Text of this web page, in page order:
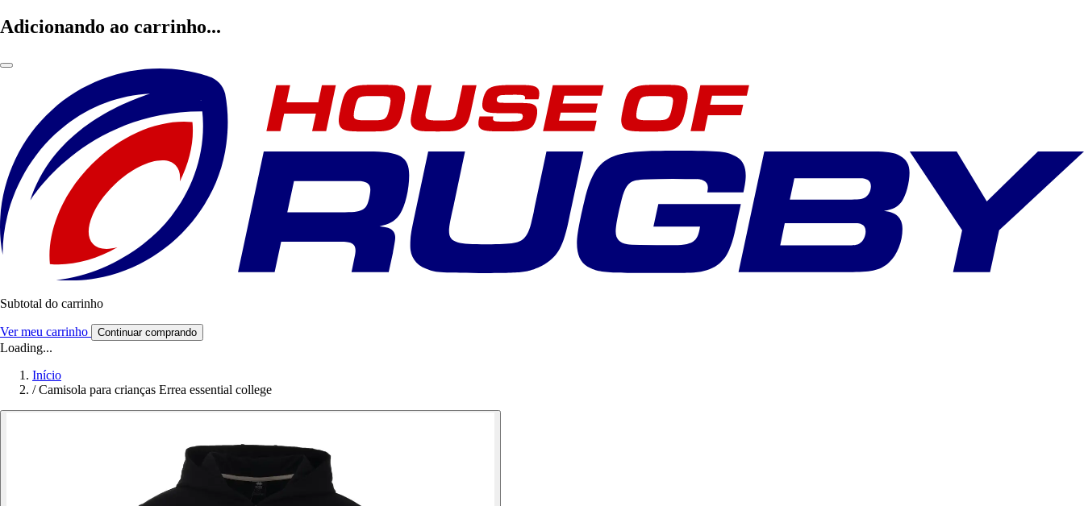
Adicionando ao carrinho...
Subtotal do carrinho
Ver meu carrinho Continuar comprando
Loading...
Início
/ Camisola para crianças Errea essential college